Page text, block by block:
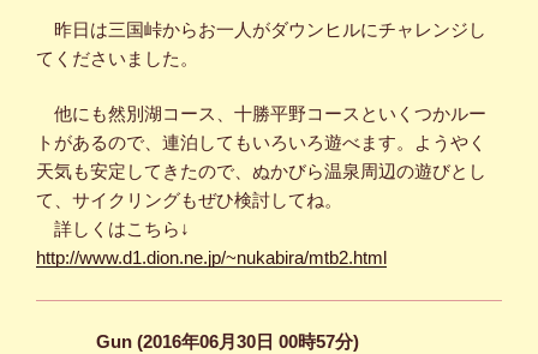
昨日は三国峠からお一人がダウンヒルにチャレンジし
てくださいました。
他にも然別湖コース、十勝平野コースといくつかルー
トがあるので、連泊してもいろいろ遊べます。ようやく
天気も安定してきたので、ぬかびら温泉周辺の遊びとし
て、サイクリングもぜひ検討してね。
詳しくはこちら↓
http://www.d1.dion.ne.jp/~nukabira/mtb2.html
Gun (2016年06月30日 00時57分)